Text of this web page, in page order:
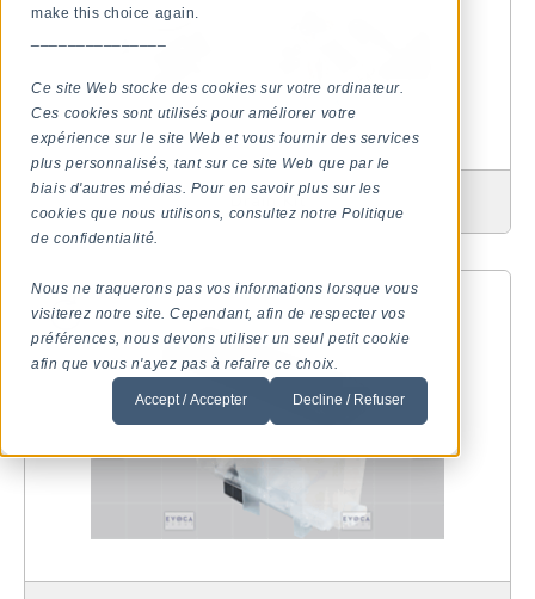
make this choice again.
Ce site Web stocke des cookies sur votre ordinateur.
Ces cookies sont utilisés pour améliorer votre
expérience sur le site Web et vous fournir des services
plus personnalisés, tant sur ce site Web que par le
biais d'autres médias. Pour en savoir plus sur les
cookies que nous utilisons, consultez notre Politique
de confidentialité.
Nous ne traquerons pas vos informations lorsque vous
visiterez notre site. Cependant, afin de respecter vos
préférences, nous devons utiliser un seul petit cookie
afin que vous n'ayez pas à refaire ce choix.
Accept / Accepter Decline / Refuser
Drain Kit